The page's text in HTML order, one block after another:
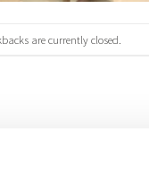
are currently closed.